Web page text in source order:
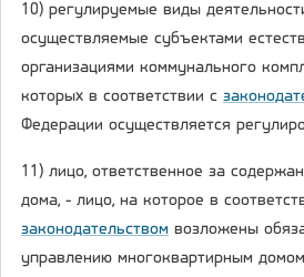
10) регулируемые виды
осуществляемые субъектами
организациями коммунального
которых в соответствии с
Федерации осуществляется
11) лицо, ответственное за
дома, - лицо, на которое в
законодательством возложены
управлению многоквартирным